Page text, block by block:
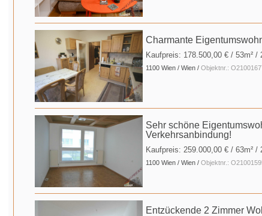
Charmante
Kaufpreis: 178.500,00 € / 53m² /
1100 Wien / Wien / Objektnr.:
Sehr schöne
Verkehrsanbindung!
Kaufpreis: 259.000,00 € / 63m² /
1100 Wien / Wien / Objektnr.:
Entzückende 2 Zimmer